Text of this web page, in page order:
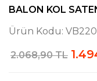
BALON KOL
Ürün Kodu:
2.068,90 TL